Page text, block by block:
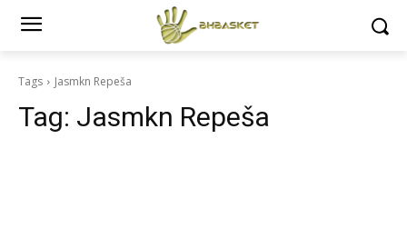
Tags Jasmkn Repeša
Tag: Jasmkn Repeša